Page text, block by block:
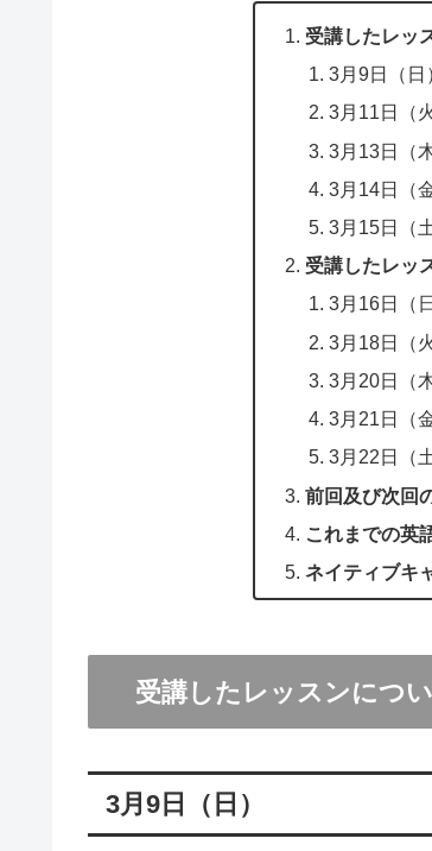
受講したレッ
3月9日（日
3月11日（火
3月13日（木
3月14日（金
3月15日（土
受講したレッ
3月16日（日
3月18日（火
3月20日（木
3月21日（金
3月22日（土
前回及び次回
これまでの英
ネイティブキ
受講したレッスンにつ
3月9日（日）